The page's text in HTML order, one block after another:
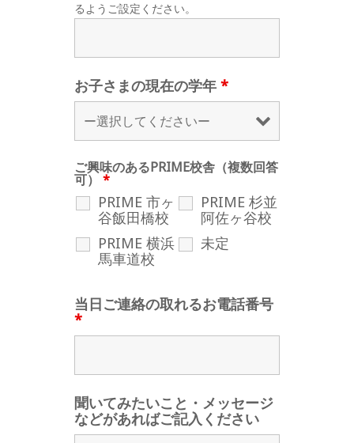
るようご設定ください。
お子さまの現在の学年 *
ご興味のあるPRIME校舎（複数回答
可） *
PRIME 市ヶ
谷飯田橋校
PRIME 杉並
阿佐ヶ谷校
PRIME 横浜
馬車道校
未定
当日ご連絡の取れるお電話番号
*
聞いてみたいこと・メッセージ
などがあればご記入ください